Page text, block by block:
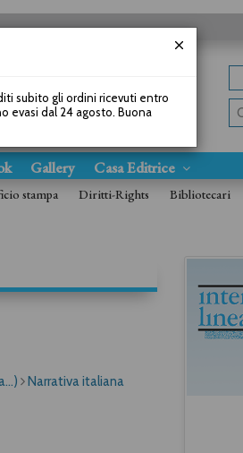
Gallery Casa Editrice
stampa Diritti-Rights Bibliotecari
Narrativa italiana
subito gli ordini ricevuti entro
evasi dal 24 agosto. Buona